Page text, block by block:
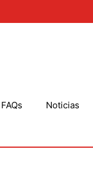
FAQs Noticias